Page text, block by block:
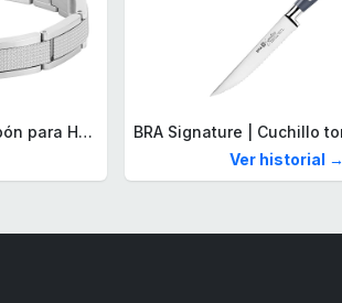
Lacoste Brazalete de eslabón para Hombre Colección STENCIL de Acero inoxidable
Ver historial →